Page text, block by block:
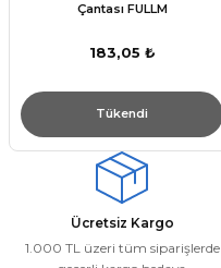
Çantası FULLM
183,05 ₺
Tükendi
Ücretsiz Kargo
1.000 TL üzeri tüm siparişlerde